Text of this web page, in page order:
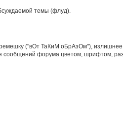
темы (флуд).
("вОт ТаКиМ оБрАзОм"), излишнее
сообщений форума цветом, шрифтом,